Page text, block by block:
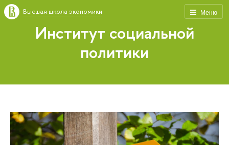
Меню
Высшая школа экономики
Институт социальной
политики